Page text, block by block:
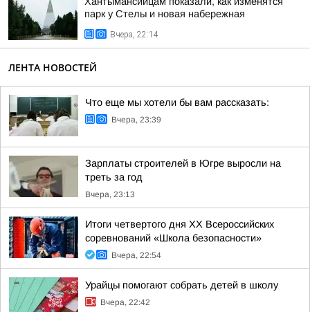
парк у Стелы и новая набережная
Вчера, 22:14
ЛЕНТА НОВОСТЕЙ
Что еще мы хотели бы вам рассказать:
Вчера, 23:39
Зарплаты строителей в Югре выросли на
треть за год
Вчера, 23:13
Итоги четвертого дня XX Всероссийских
соревнований «Школа безопасности»
Вчера, 22:54
Урайцы помогают собрать детей в школу
Вчера, 22:42